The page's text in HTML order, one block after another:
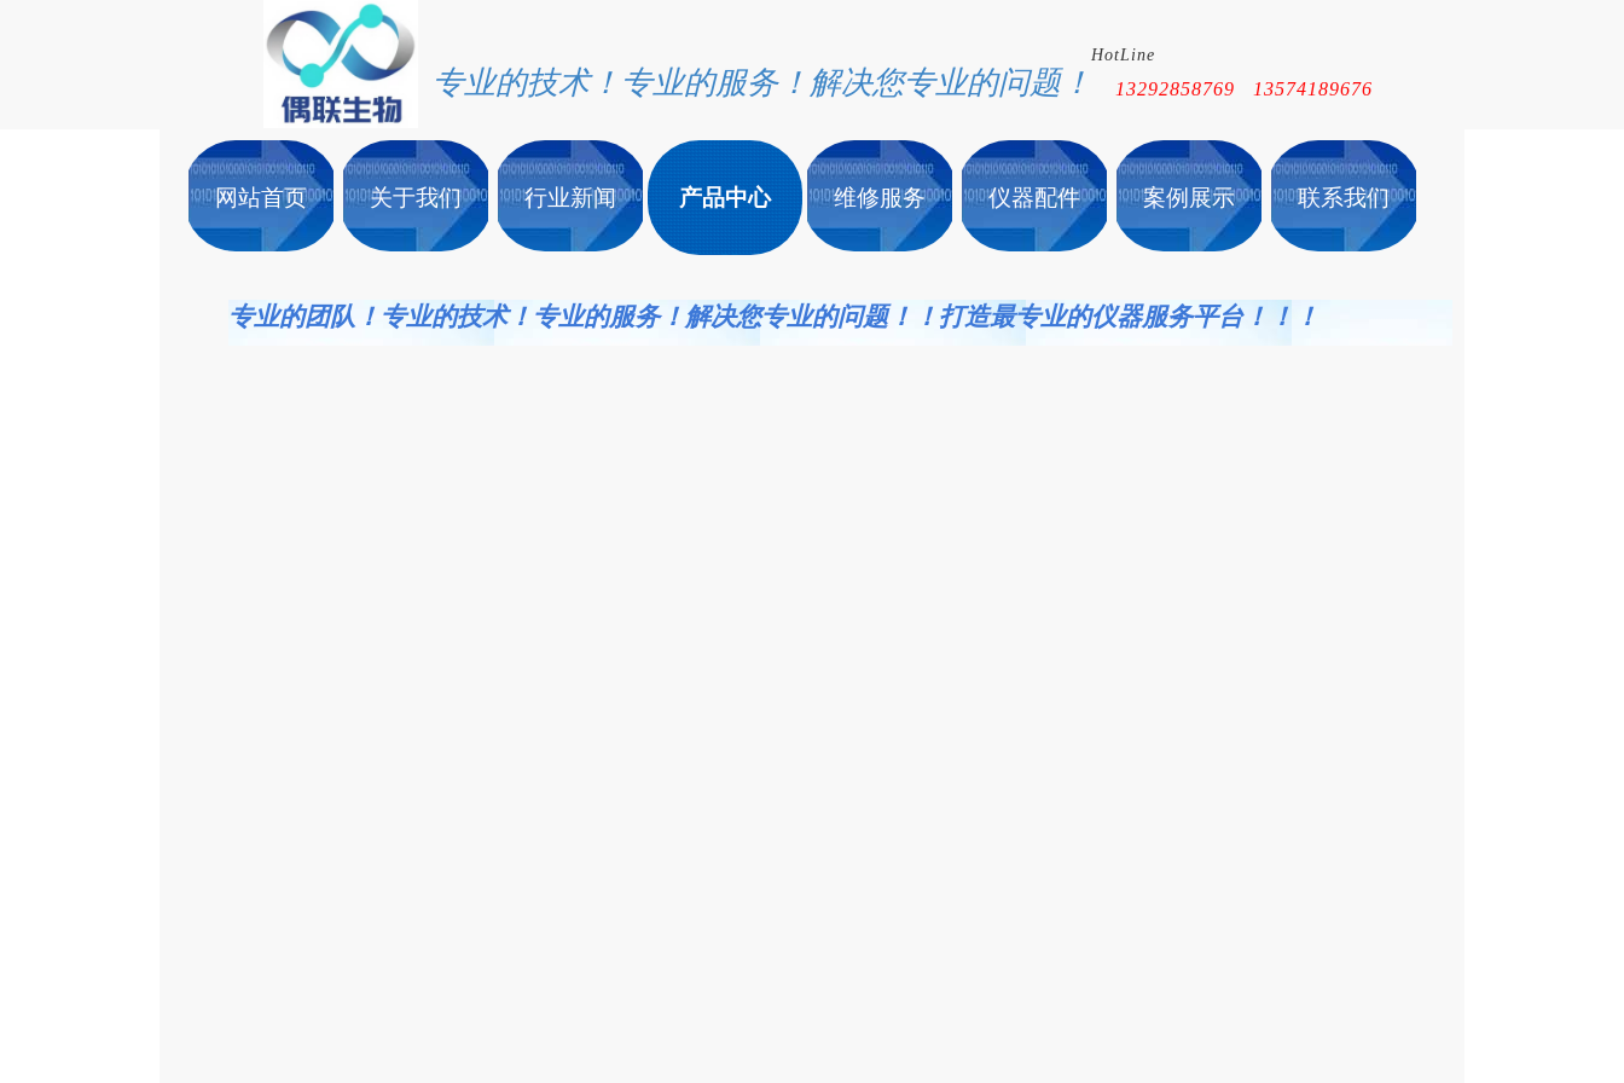
专业的技术！专业的服务！解决您专业的问题！
HotLine
13292858769 13574189676
网站首页 关于我们 行业新闻 产品中心 维修服务 仪器配件 案例展示 联系我们
专业的团队！专业的技术！专业的服务！解决您专业的问题！！打造最专业的仪器服务平台！！！